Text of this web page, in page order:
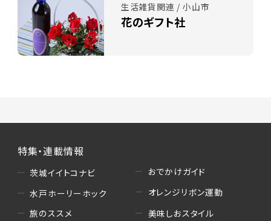
生活雑貨関連 / 小山市
花のギフト社
特集・連載情報
茨城イイトコナビ
水戸ホーリーホック
旅のススメ
おでかけガイド
オレンジリボン運動
美味しおスタイル